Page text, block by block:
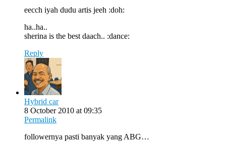
eecch iyah dudu artis jeeh :doh:
ha..ha..
sherina is the best daach.. :dance:
Reply
Hybrid car
8 October 2010 at 09:35
Permalink
followernya pasti banyak yang ABG…